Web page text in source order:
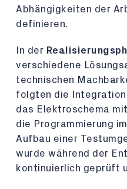
Abhängigkeiten der
definieren.
In der
verschiedene
technischen
folgten die Integration
das Elektroschema
die Programmierung
Aufbau einer
wurde während der
kontinuierlich geprüft